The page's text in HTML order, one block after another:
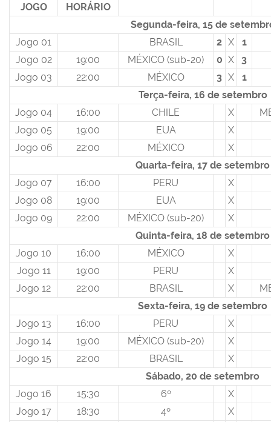
JOGO
HORÁRIO
Segunda-feira, 15 de
Jogo 01
BRASIL 2 X
1
Jogo 02
19:00 MÉXICO (sub-20) 0 X
3
Jogo 03
22:00 MÉXICO 3 X
1
Terça-feira, 16 de setembro
Jogo 04
16:00 CHILE X
Jogo 05
19:00 EUA
X
Jogo 06
22:00 MÉXICO
X
Quarta-feira, 17 de setembro
Jogo 07
16:00 PERU
X
Jogo 08
19:00 EUA
X
Jogo 09
22:00 MÉXICO (sub-20)
X
Quinta-feira, 18 de setembro
Jogo 10
16:00 MÉXICO
X
Jogo 11
19:00 PERU
X
Jogo 12
22:00 BRASIL X
Sexta-feira, 19 de setembro
Jogo 13
16:00 PERU
X
Jogo 14
19:00 MÉXICO (sub-20)
X
Jogo 15
22:00 BRASIL
X
Sábado, 20 de setembro
Jogo 16
15:30 6º
X
Jogo 17
18:30 4º
X